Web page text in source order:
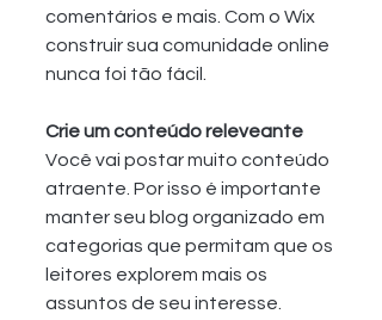
comentários e mais. Com o Wix
construir sua comunidade online
nunca foi tão fácil.
Crie um conteúdo releveante
Você vai postar muito conteúdo
atraente. Por isso é importante
manter seu blog organizado em
categorias que permitam que os
leitores explorem mais os
assuntos de seu interesse.